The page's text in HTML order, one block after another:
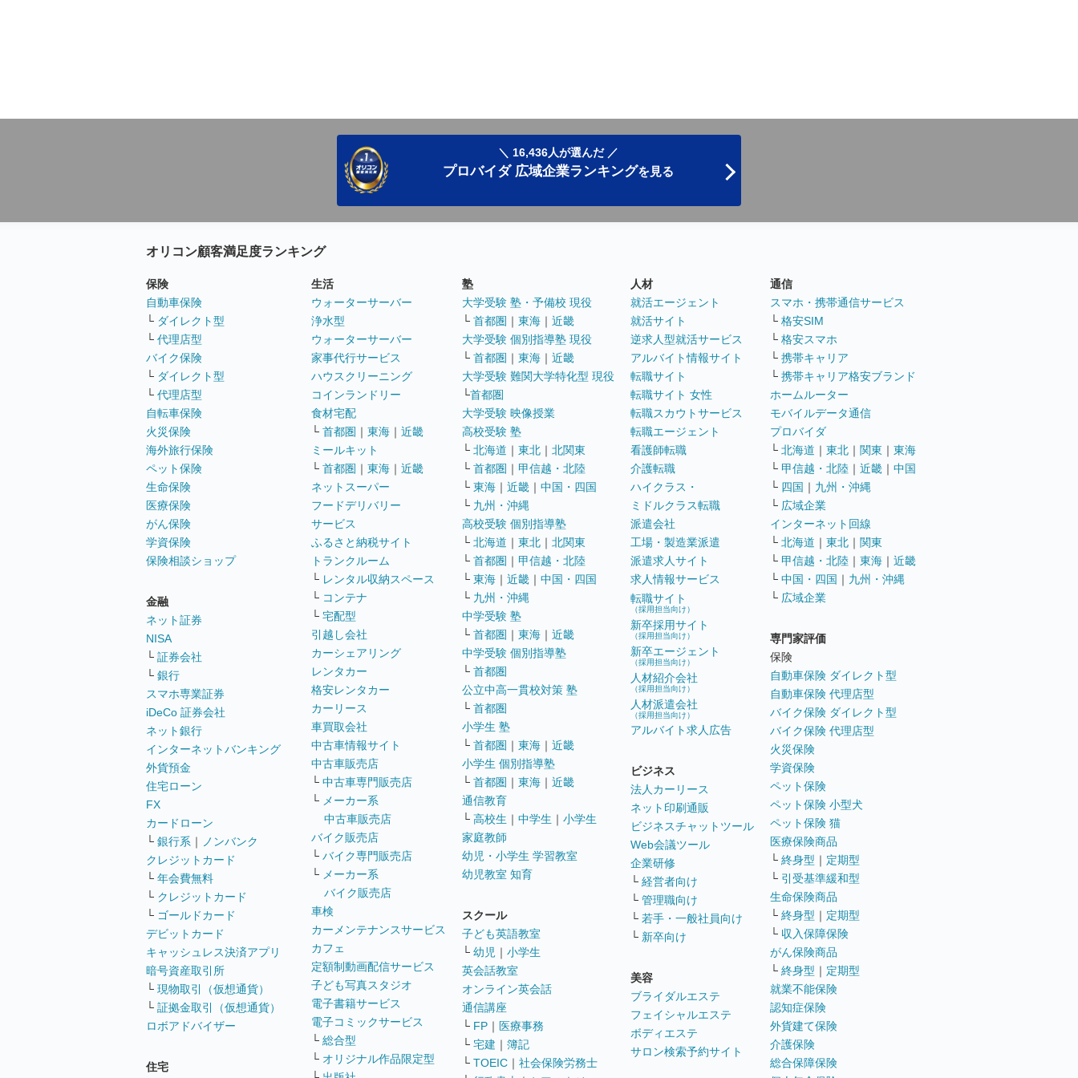
＼ 16,436人が選んだ ／
プロバイダ 広域企業ランキングを見る
オリコン顧客満足度ランキング
保険
自動車保険
└ ダイレクト型
└ 代理店型
バイク保険
└ ダイレクト型
└ 代理店型
自転車保険
火災保険
海外旅行保険
ペット保険
生命保険
医療保険
がん保険
学資保険
保険相談ショップ
金融
ネット証券
NISA
└ 証券会社
└ 銀行
スマホ専業証券
iDeCo 証券会社
ネット銀行
インターネットバンキング
外貨預金
住宅ローン
FX
カードローン
└ 銀行系 ｜
ノンバンク
クレジットカード
└ 年会費無料
└ クレジットカード
└ ゴールドカード
デビットカード
キャッシュレス決済アプリ
暗号資産取引所
└ 現物取引（仮想通貨）
└ 証拠金取引（仮想通貨）
ロボアドバイザー
住宅
生活
ウォーターサーバー
浄水型
ウォーターサーバー
家事代行サービス
ハウスクリーニング
コインランドリー
食材宅配
└ 首都圏 ｜ 東海 ｜ 近畿
ミールキット
└ 首都圏 ｜ 東海 ｜ 近畿
ネットスーパー
フードデリバリー
サービス
ふるさと納税サイト
トランクルーム
└ レンタル収納スペース
└ コンテナ
└ 宅配型
引越し会社
カーシェアリング
レンタカー
格安レンタカー
カーリース
車買取会社
中古車情報サイト
中古車販売店
└ 中古車専門販売店
└ メーカー系
中古車販売店
バイク販売店
└ バイク専門販売店
└ メーカー系
バイク販売店
車検
カーメンテナンスサービス
カフェ
定額制動画配信サービス
子ども写真スタジオ
電子書籍サービス
電子コミックサービス
└ 総合型
└ オリジナル作品限定型
塾
大学受験 塾・予備校 現役
└ 首都圏 ｜ 東海 ｜ 近畿
大学受験 個別指導塾 現役
└ 首都圏 ｜ 東海 ｜ 近畿
大学受験 難関大学特化型 現役
└首都圏
大学受験 映像授業
高校受験 塾
└ 北海道 ｜ 東北 ｜ 北関東
└ 首都圏 ｜ 甲信越・北陸
└ 東海 ｜ 近畿 ｜ 中国・四国
└ 九州・沖縄
高校受験 個別指導塾
└ 北海道 ｜ 東北 ｜ 北関東
└ 首都圏 ｜ 甲信越・北陸
└ 東海 ｜ 近畿 ｜ 中国・四国
└ 九州・沖縄
中学受験 塾
└ 首都圏 ｜ 東海 ｜ 近畿
中学受験 個別指導塾
└ 首都圏
公立中高一貫校対策 塾
└ 首都圏
小学生 塾
└ 首都圏 ｜ 東海 ｜ 近畿
小学生 個別指導塾
└ 首都圏 ｜ 東海 ｜ 近畿
通信教育
└ 高校生 ｜ 中学生 ｜ 小学生
家庭教師
幼児・小学生 学習教室
幼児教室 知育
スクール
子ども英語教室
└ 幼児 ｜ 小学生
英会話教室
オンライン英会話
通信講座
└ FP ｜ 医療事務
└ 宅建 ｜ 簿記
└ TOEIC ｜ 社会保険労務士
人材
就活エージェント
就活サイト
逆求人型就活サービス
アルバイト情報サイト
転職サイト
転職サイト 女性
転職スカウトサービス
転職エージェント
看護師転職
介護転職
ハイクラス・
ミドルクラス転職
派遣会社
工場・製造業派遣
派遣求人サイト
求人情報サービス
転職サイト
（採用担当向け）
新卒採用サイト
（採用担当向け）
新卒エージェント
（採用担当向け）
人材紹介会社
（採用担当向け）
人材派遣会社
（採用担当向け）
アルバイト求人広告
ビジネス
法人カーリース
ネット印刷通販
ビジネスチャットツール
Web会議ツール
企業研修
└ 経営者向け
└ 管理職向け
└ 若手・一般社員向け
└ 新卒向け
美容
ブライダルエステ
フェイシャルエステ
ボディエステ
サロン検索予約サイト
通信
スマホ・携帯通信サービス
└ 格安SIM
└ 格安スマホ
└ 携帯キャリア
└ 携帯キャリア格安ブランド
ホームルーター
モバイルデータ通信
プロバイダ
└ 北海道 ｜ 東北 ｜ 関東 ｜ 東海
└ 甲信越・北陸 ｜ 近畿 ｜ 中国
└ 四国 ｜ 九州・沖縄
└ 広域企業
インターネット回線
└ 北海道 ｜ 東北 ｜ 関東
└ 甲信越・北陸 ｜ 東海 ｜ 近畿
└ 中国・四国 ｜ 九州・沖縄
└ 広域企業
専門家評価
保険
自動車保険 ダイレクト型
自動車保険 代理店型
バイク保険 ダイレクト型
バイク保険 代理店型
火災保険
学資保険
ペット保険
ペット保険 小型犬
ペット保険 猫
医療保険商品
└ 終身型 ｜ 定期型
└ 引受基準緩和型
生命保険商品
└ 終身型 ｜ 定期型
└ 収入保障保険
がん保険商品
└ 終身型 ｜ 定期型
就業不能保険
認知症保険
外貨建て保険
介護保険
総合保障保険